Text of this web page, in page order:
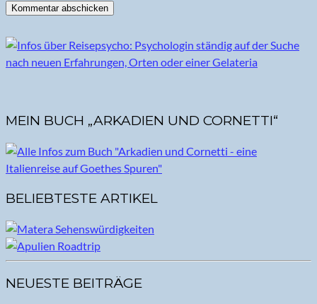
MEIN BUCH „ARKADIEN UND CORNETTI“
BELIEBTESTE ARTIKEL
NEUESTE BEITRÄGE